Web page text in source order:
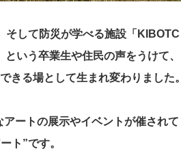
そして防災が学べる施設「KIBOTC
いう卒業生や住民の声をうけて、
きる場として生まれ変わりました。
ートの展示やイベントが催されて
ト”です。